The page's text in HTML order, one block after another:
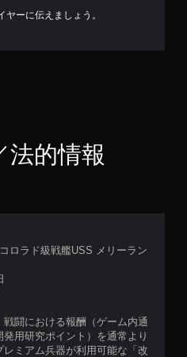
ーに伝えましょう。
法的情報
ロラド級戦艦USS メリーラン
闘における報酬（ゲーム内通
用研究ポイント）を通常より
ミアム兵器が利用可能な「改